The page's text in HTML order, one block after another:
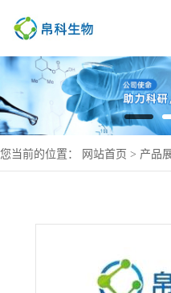
您当前的位置： 网站首页 > 产品